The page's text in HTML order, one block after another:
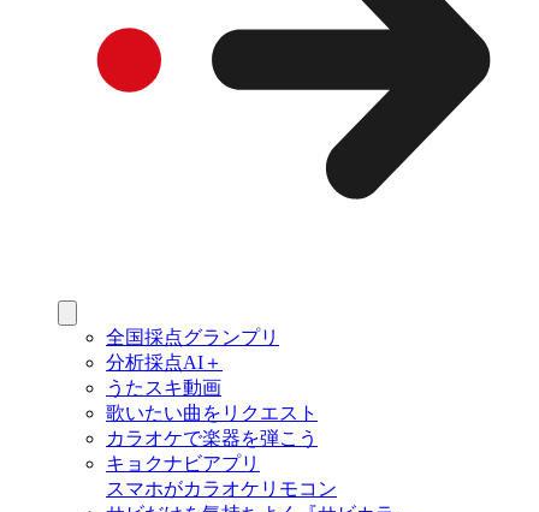
全国採点グランプリ
分析採点AI＋
うたスキ動画
歌いたい曲をリクエスト
カラオケで楽器を弾こう
キョクナビアプリ
スマホがカラオケリモコン